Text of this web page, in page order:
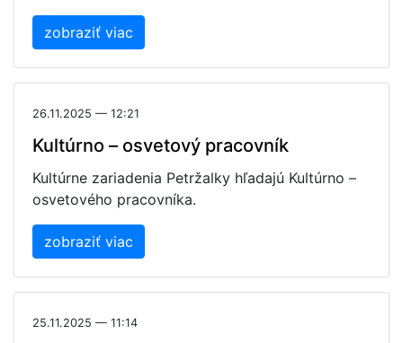
zobraziť viac
26.11.2025 — 12:21
Kultúrno – osvetový pracovník
Kultúrne zariadenia Petržalky hľadajú Kultúrno –
osvetového pracovníka.
zobraziť viac
25.11.2025 — 11:14